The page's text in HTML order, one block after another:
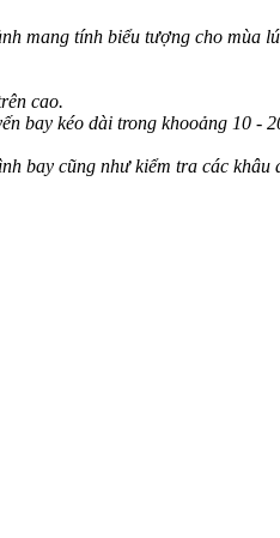
mang tính biểu tượng cho mùa
cao.
bay kéo dài trong khooảng 10 -
bay cũng như kiểm tra các khâu